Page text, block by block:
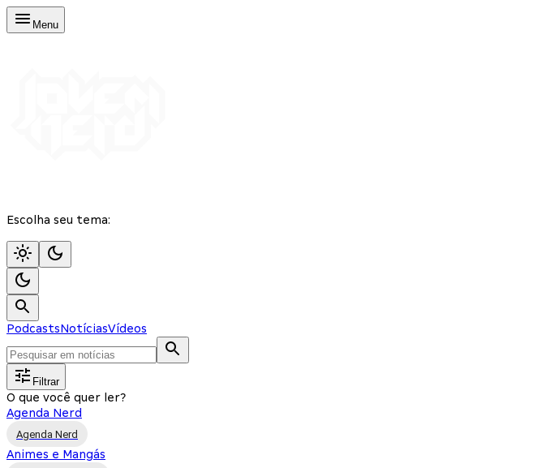
Menu
Escolha seu tema:
PodcastsNotíciasVídeos
Filtrar
O que você quer ler?
Agenda Nerd
Agenda Nerd
Animes e Mangás